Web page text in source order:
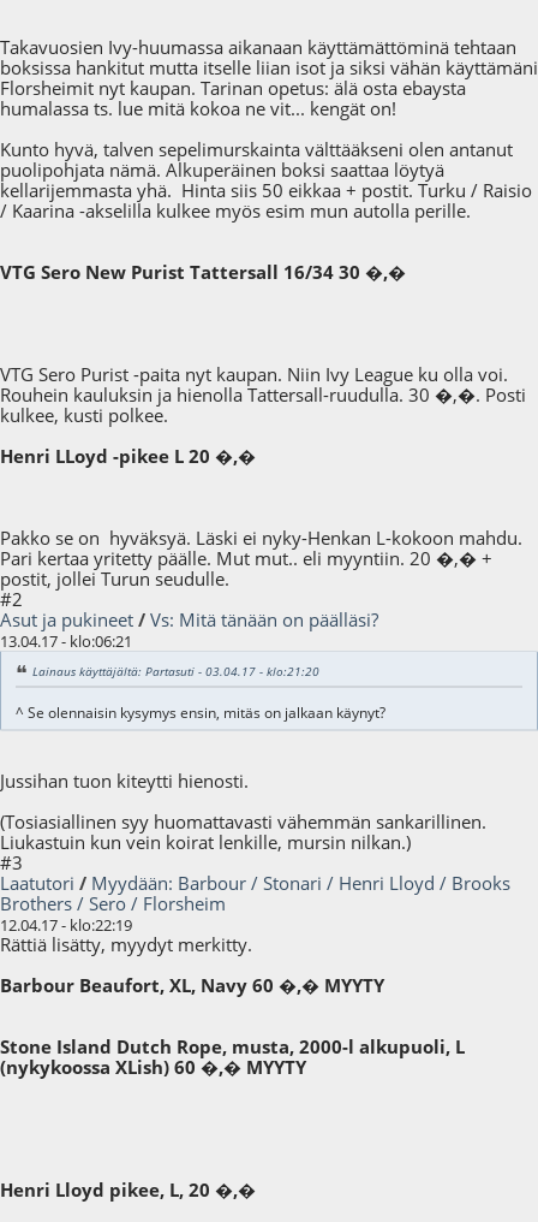
Takavuosien Ivy-huumassa aikanaan käyttämättöminä tehtaan
boksissa hankitut mutta itselle liian isot ja siksi vähän käyttämäni
Florsheimit nyt kaupan. Tarinan opetus: älä osta ebaysta
humalassa ts. lue mitä kokoa ne vit... kengät on!
Kunto hyvä, talven sepelimurskainta välttääkseni olen antanut
puolipohjata nämä. Alkuperäinen boksi saattaa löytyä
kellarijemmasta yhä. Hinta siis 50 eikkaa + postit. Turku / Raisio
/ Kaarina -akselilla kulkee myös esim mun autolla perille.
VTG Sero New Purist Tattersall 16/34 30 �,�
VTG Sero Purist -paita nyt kaupan. Niin Ivy League ku olla voi.
Rouhein kauluksin ja hienolla Tattersall-ruudulla. 30 �,�. Posti
kulkee, kusti polkee.
Henri LLoyd -pikee L 20 �,�
Pakko se on hyväksyä. Läski ei nyky-Henkan L-kokoon mahdu.
Pari kertaa yritetty päälle. Mut mut.. eli myyntiin. 20 �,� +
postit, jollei Turun seudulle.
#2
Asut ja pukineet / Vs: Mitä tänään on päälläsi?
13.04.17 - klo:06:21
Lainaus käyttäjältä: Partasuti - 03.04.17 - klo:21:20
^ Se olennaisin kysymys ensin, mitäs on jalkaan käynyt?
Jussihan tuon kiteytti hienosti.
(Tosiasiallinen syy huomattavasti vähemmän sankarillinen.
Liukastuin kun vein koirat lenkille, mursin nilkan.)
#3
Laatutori / Myydään: Barbour / Stonari / Henri Lloyd / Brooks
Brothers / Sero / Florsheim
12.04.17 - klo:22:19
Rättiä lisätty, myydyt merkitty.
Barbour Beaufort, XL, Navy 60 �,� MYYTY
Stone Island Dutch Rope, musta, 2000-l alkupuoli, L
(nykykoossa XLish) 60 �,� MYYTY
Henri Lloyd pikee, L, 20 �,�